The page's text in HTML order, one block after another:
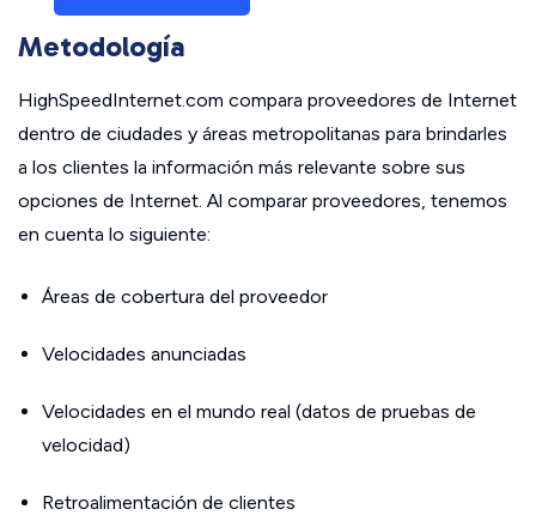
Metodología
HighSpeedInternet.com compara proveedores de Internet
dentro de ciudades y áreas metropolitanas para brindarles
a los clientes la información más relevante sobre sus
opciones de Internet. Al comparar proveedores, tenemos
en cuenta lo siguiente:
Áreas de cobertura del proveedor
Velocidades anunciadas
Velocidades en el mundo real (datos de pruebas de
velocidad)
Retroalimentación de clientes